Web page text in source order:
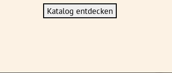
Katalog entdecken